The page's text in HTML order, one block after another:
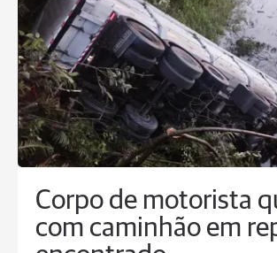
Corpo de motorista
com caminhão em